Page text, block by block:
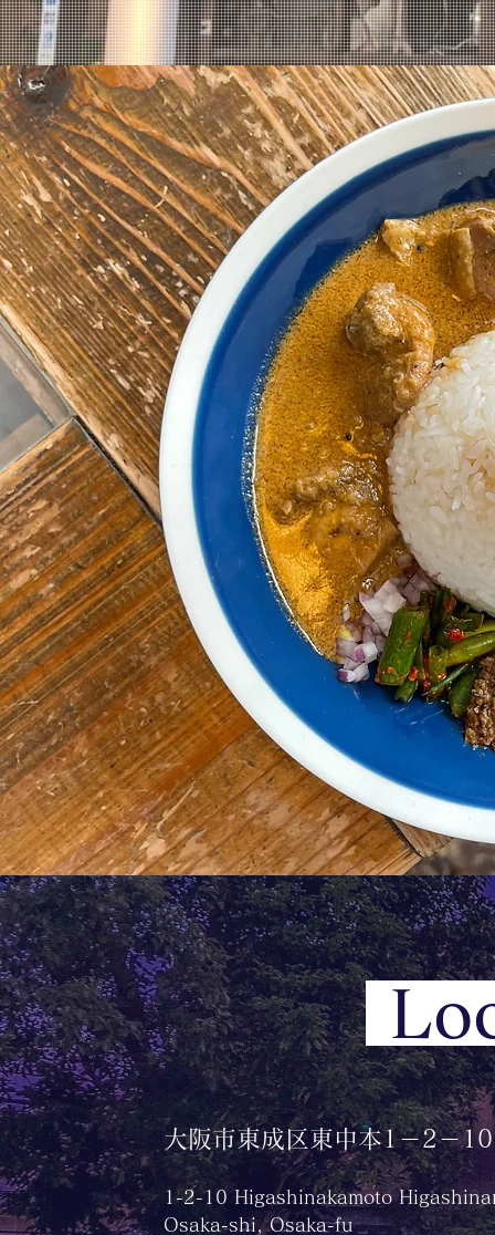
大阪市東成区東中本1－2－
1-2-10 Higashinakamoto
Osaka-shi, Osaka-fu